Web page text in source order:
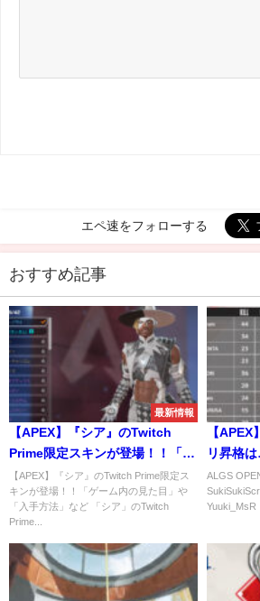
エペ速をフォローする
おすすめ記事
最新情報
【APEX】『シア』のTwitch
Prime限定スキンが登場！！「ゲ
ーム内の見た目」や「入手方
法」など
【APEX】『シア』のTwitch Prime限定ス
キンが登場！！「ゲーム内の見た目」や
「入手方法」など 「シア」のTwitch
Prime...
【
リ昇格は
ALGS
Yuuki_MsR